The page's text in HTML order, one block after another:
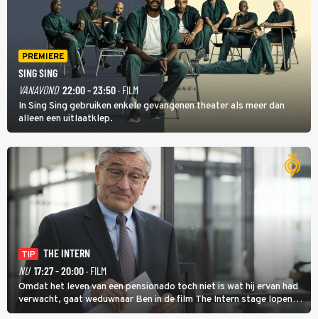
PREMIERE
SING SING
VANAVOND 22:00 - 23:50· FILM
In Sing Sing gebruiken enkele gevangenen theater als meer dan
alleen een uitlaatklep.
TIP
THE INTERN
NU 17:27 - 20:00· FILM
Omdat het leven van een pensionado toch niet is wat hij ervan had
verwacht, gaat weduwnaar Ben in de film The Intern stage lopen
bij de hippe webwinkel van Jules, wat een gouden zet blijkt te zijn.